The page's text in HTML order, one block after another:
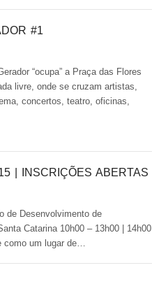
#1
“ocupa” a Praça das Flores
livre, onde se cruzam artistas,
concertos, teatro, oficinas,
| INSCRIÇÕES ABERTAS
de Desenvolvimento de
Catarina 10h00 – 13h00 | 14h00
como um lugar de…